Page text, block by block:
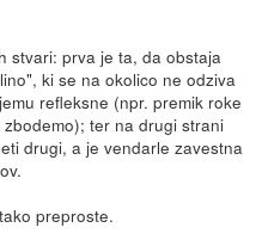
stvari: prva je ta, da obstaja
ki se na okolico ne odziva
refleksne (npr. premik roke
ter na drugi strani
drugi, a je vendarle zavestna
preproste.